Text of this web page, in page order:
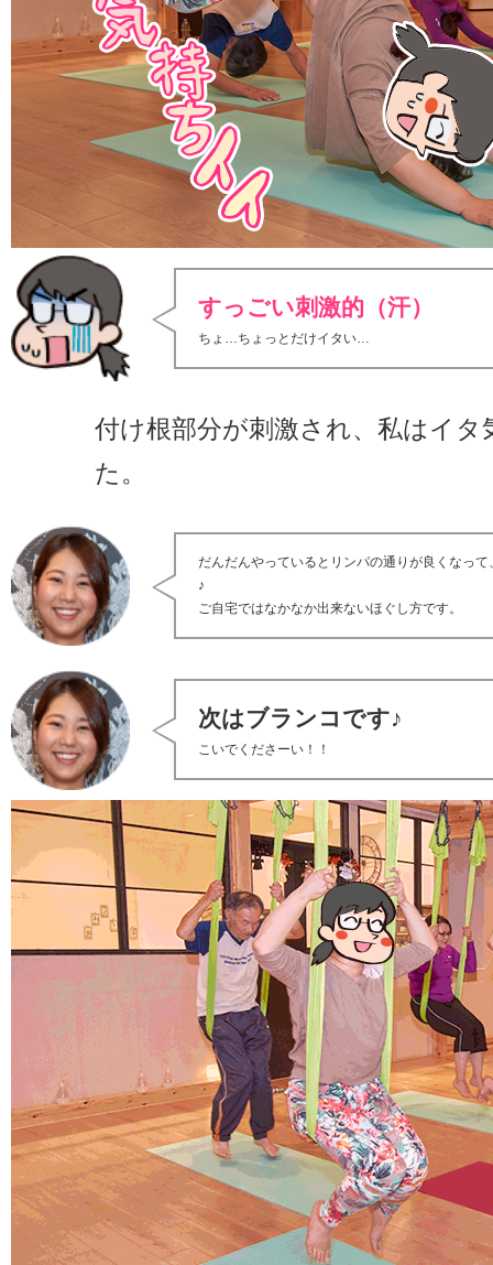
すっごい刺激的（汗）
ちょ…ちょっとだけイタい…
付け根部分が刺激され、私はイ
た。
だんだんやっているとリンパの通りが良くなっ
♪
ご自宅ではなかなか出来ないほぐし方です。
次はブランコです♪
こいでくださーい！！